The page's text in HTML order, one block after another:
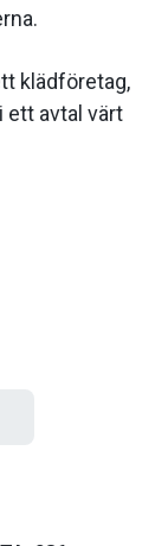
klädföretag,
ett avtal värt